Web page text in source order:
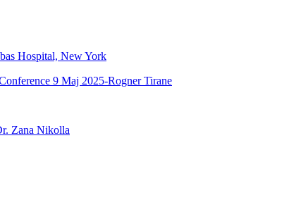
Hospital, New York
9 Maj 2025-Rogner Tirane
Zana Nikolla